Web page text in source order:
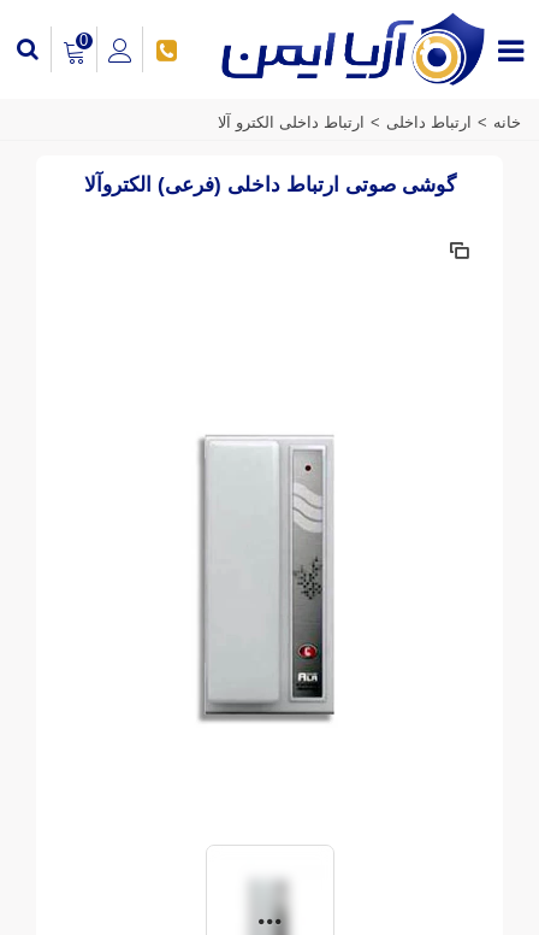
0
خانه > ارتباط داخلی > ارتباط داخلی الکترو آلا
گوشی صوتی ارتباط داخلی (فرعی) الکتروآلا